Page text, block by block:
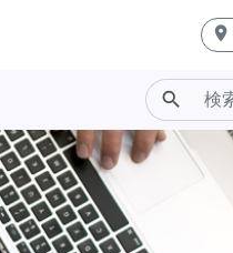
place
search